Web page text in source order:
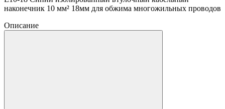
наконечник 10 мм² 18мм для обжима многожильных проводов
Описание